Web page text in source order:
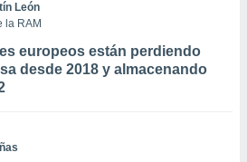
León
la RAM
europeos están perdiendo
desde 2018 y almacenando